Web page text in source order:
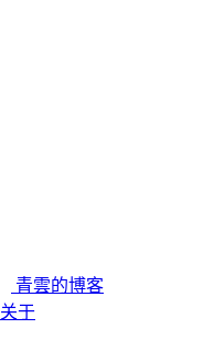
青雲的博客
关于